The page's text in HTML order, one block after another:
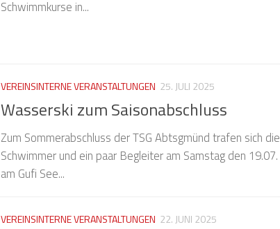
Schwimmkurse in...
VEREINSINTERNE VERANSTALTUNGEN 25. JULI 2025
Wasserski zum Saisonabschluss
Zum Sommerabschluss der TSG Abtsgmünd trafen sich die
Schwimmer und ein paar Begleiter am Samstag den 19.07.
am Gufi See...
VEREINSINTERNE VERANSTALTUNGEN 22. JUNI 2025